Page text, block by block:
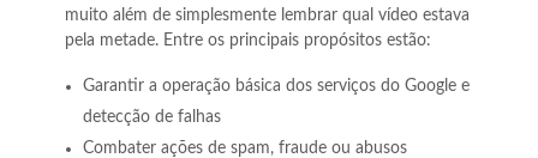
muito além de simplesmente lembrar qual vídeo estava
pela metade. Entre os principais propósitos estão:
Garantir a operação básica dos serviços do Google e
detecção de falhas
Combater ações de spam, fraude ou abusos